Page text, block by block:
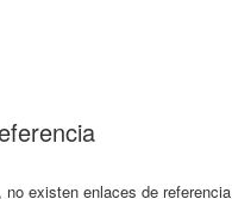
no existen enlaces de referencia